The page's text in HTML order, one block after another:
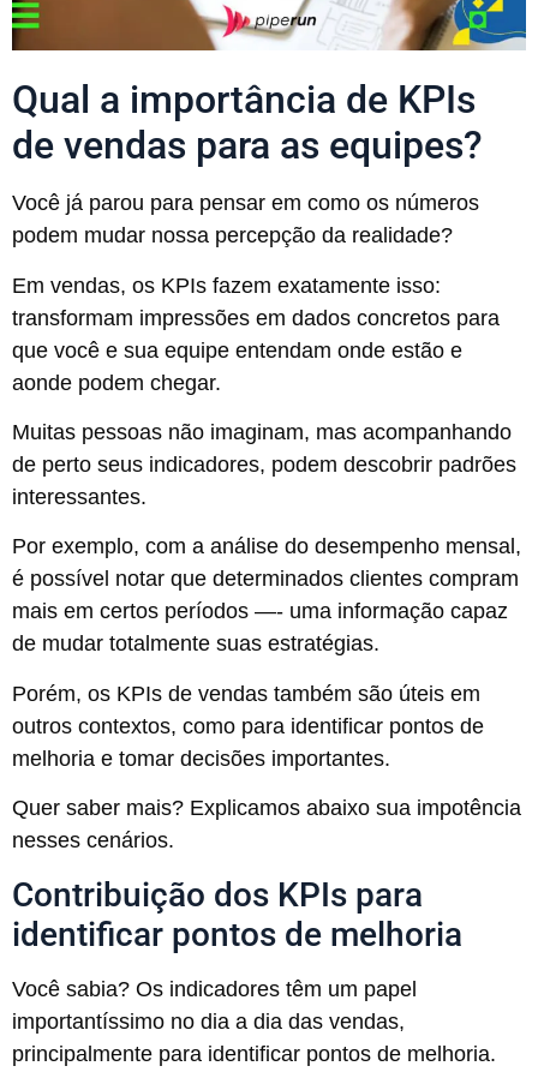
Qual a importância de KPIs
de vendas para as equipes?
Você já parou para pensar em como os números
podem mudar nossa percepção da realidade?
Em vendas, os KPIs fazem exatamente isso:
transformam impressões em dados concretos para
que você e sua equipe entendam onde estão e
aonde podem chegar.
Muitas pessoas não imaginam, mas acompanhando
de perto seus indicadores, podem descobrir padrões
interessantes.
Por exemplo, com a análise do desempenho mensal,
é possível notar que determinados clientes compram
mais em certos períodos —- uma informação capaz
de mudar totalmente suas estratégias.
Porém, os KPIs de vendas também são úteis em
outros contextos, como para identificar pontos de
melhoria e tomar decisões importantes.
Quer saber mais? Explicamos abaixo sua impotência
nesses cenários.
Contribuição dos KPIs para
identificar pontos de melhoria
Você sabia? Os indicadores têm um papel
importantíssimo no dia a dia das vendas,
principalmente para identificar pontos de melhoria.